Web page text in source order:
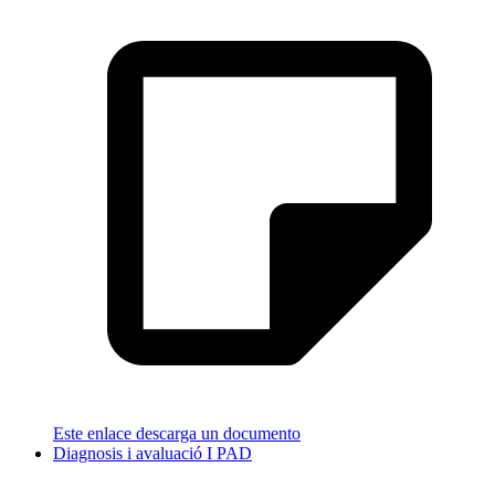
Este enlace descarga un documento
Diagnosis i avaluació I PAD